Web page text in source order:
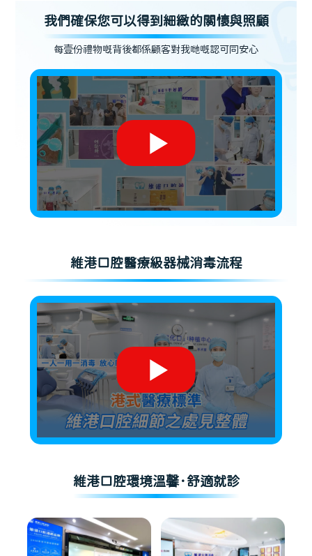
我們確保您可以得到細緻的關懷與照顧
每壹份禮物嘅背後都係顧客對我哋嘅認可同安心
維港口腔醫療級器械消毒流程
維港口腔環境溫馨·舒適就診